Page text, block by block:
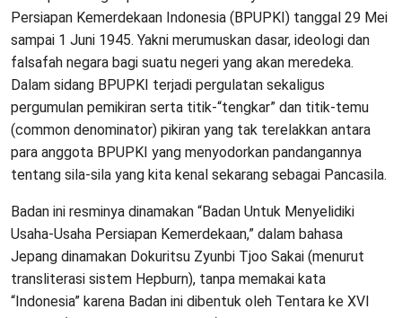
Persiapan Kemerdekaan Indonesia (BPUPKI) tanggal 29 Mei
sampai 1 Juni 1945. Yakni merumuskan dasar, ideologi dan
falsafah negara bagi suatu negeri yang akan meredeka.
Dalam sidang BPUPKI terjadi pergulatan sekaligus
pergumulan pemikiran serta titik-“tengkar” dan titik-temu
(common denominator) pikiran yang tak terelakkan antara
para anggota BPUPKI yang menyodorkan pandangannya
tentang sila-sila yang kita kenal sekarang sebagai Pancasila.
Badan ini resminya dinamakan “Badan Untuk Menyelidiki
Usaha-Usaha Persiapan Kemerdekaan,” dalam bahasa
Jepang dinamakan Dokuritsu Zyunbi Tjoo Sakai (menurut
transliterasi sistem Hepburn), tanpa memakai kata
“Indonesia” karena Badan ini dibentuk oleh Tentara ke XVI